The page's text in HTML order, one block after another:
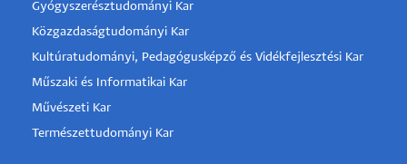
Gyógyszerésztudományi Kar
Közgazdaságtudományi Kar
Kultúratudományi, Pedagógusképző és Vidékfejlesztési Kar
Műszaki és Informatikai Kar
Művészeti Kar
Természettudományi Kar